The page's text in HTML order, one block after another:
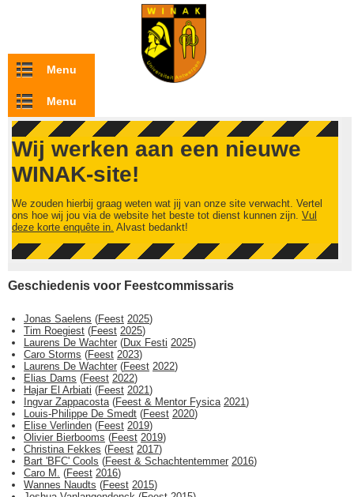
Overslaan en naar de inhoud gaan
Menu
Menu
Wij werken aan een nieuwe
WINAK-site!
We zouden hierbij graag weten wat jij van onze site verwacht. Vertel
ons hoe wij jou via de website het beste tot dienst kunnen zijn. Vul
deze korte enquête in. Alvast bedankt!
Geschiedenis voor Feestcommissaris
Jonas Saelens (Feest 2025)
Tim Roegiest (Feest 2025)
Laurens De Wachter (Dux Festi 2025)
Caro Storms (Feest 2023)
Laurens De Wachter (Feest 2022)
Elias Dams (Feest 2022)
Hajar El Arbiati (Feest 2021)
Ingvar Zappacosta(Feest & Mentor Fysica 2021)
Louis-Philippe De Smedt (Feest 2020)
Elise Verlinden (Feest 2019)
Olivier Bierbooms (Feest 2019)
Christina Fekkes (Feest 2017)
Bart 'BFC' Cools (Feest & Schachtentemmer 2016)
Caro M. (Feest 2016)
Wannes Naudts (Feest 2015)